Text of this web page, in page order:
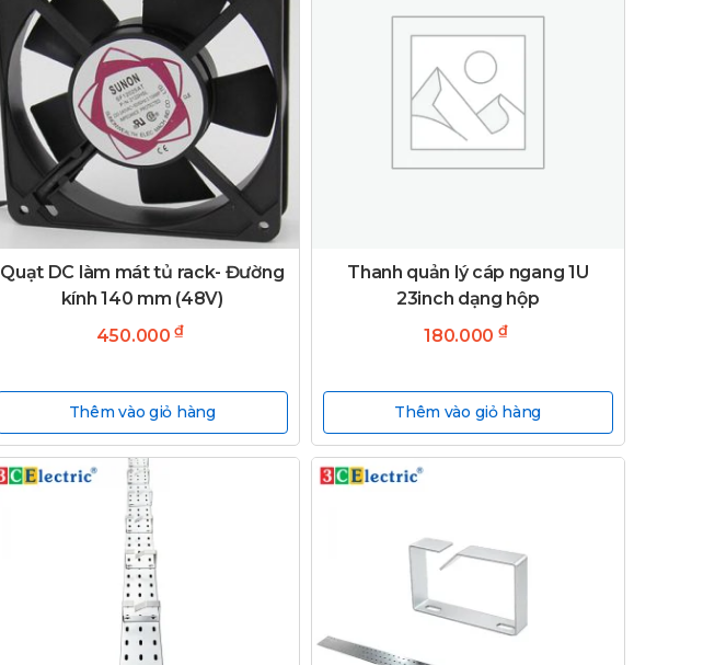
Quạt DC làm mát tủ rack- Đường
kính 140 mm (48V)
450.000₫
Thêm vào giỏ hàng
Thanh quản lý cáp ngang 1U
23inch dạng hộp
180.000 ₫
Thêm vào giỏ hàng